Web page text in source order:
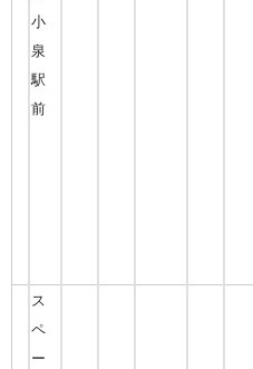
小
泉
駅
前
ス
ペ
ー